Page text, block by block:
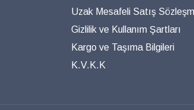
Uzak Mesafeli Satış
Gizlilik ve Kullanım Şartları
Kargo ve Taşıma Bilgileri
K.V.K.K